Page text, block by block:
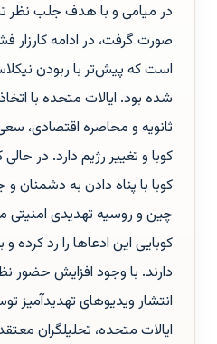
در میامی و با هدف جلب نظر
صورت گرفت، در ادامه کارزار
است که پیش‌تر با ربودن
شده بود. ایالات متحده با
ثانویه و محاصره اقتصادی،
کوبا و تغییر رژیم دارد. در
کوبا با پناه دادن به دشمنان
چین و روسیه تهدیدی
کوبایی این ادعاها را رد کرده
دارند. با وجود افزایش حضور
انتشار ویدیوهای تهدیدآمیز
ایالات متحده، تحلیلگران